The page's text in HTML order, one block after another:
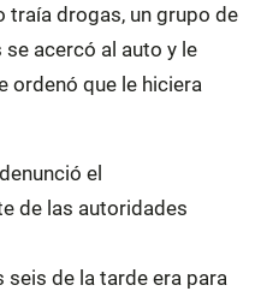
traía drogas, un grupo de
acercó al auto y le
ordenó que le hiciera
el
de las autoridades
de la tarde era para